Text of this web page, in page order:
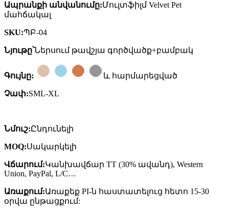
Ապրանքի անվանումը:Մուլտֆիլմ Velvet Pet
մահճակալ
SKU:ՊԲ-04
Նյութը՝Ներսում թավշյա գործվածք+բամբակ
Գույնը: և հարմարեցված
Չափ:SML-XL
Նմուշ:Ընդունելի
MOQ:Սակարկելի
Վճարում:Կանխավճար TT (30% ավանդ), Western
Union, PayPal, L/C…
Առաքում:Առաքեք PI-ն հաստատելուց հետո 15-30
օրվա ընթացքում: